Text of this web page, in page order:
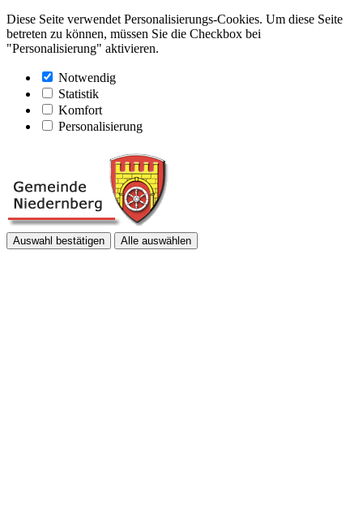
Diese Seite verwendet Personalisierungs-Cookies. Um diese Seite
betreten zu können, müssen Sie die Checkbox bei
"Personalisierung" aktivieren.
Notwendig
Statistik
Komfort
Personalisierung
Auswahl bestätigen Alle auswählen